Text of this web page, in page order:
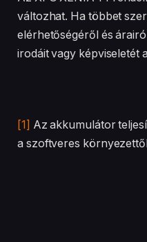
változhat. Ha többet
elérhetőségéről és
irodáit vagy képviseletét
[1] Az akkumulátor
a szoftveres